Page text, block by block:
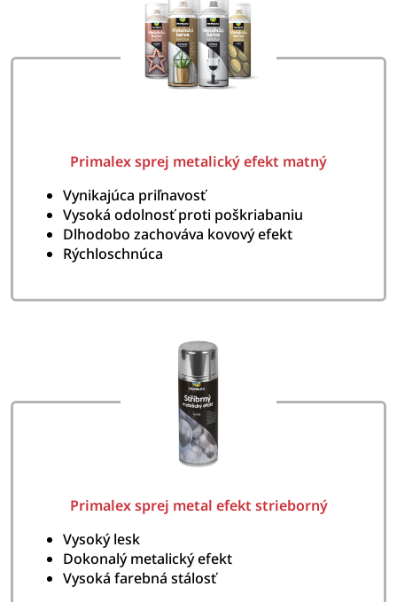
Primalex sprej metalický efekt matný
Vynikajúca priľnavosť
Vysoká odolnosť proti poškriabaniu
Dlhodobo zachováva kovový efekt
Rýchloschnúca
Primalex sprej metal efekt strieborný
Vysoký lesk
Dokonalý metalický efekt
Vysoká farebná stálosť